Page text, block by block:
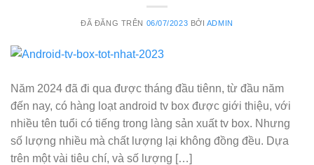
ĐÃ ĐĂNG TRÊN 06/07/2023 BỞI ADMIN
Năm 2024 đã đi qua được tháng đầu tiênn, từ đầu năm
đến nay, có hàng loạt android tv box được giới thiệu, với
nhiều tên tuổi có tiếng trong làng sản xuất tv box. Nhưng
số lượng nhiều mà chất lượng lại không đồng đều. Dựa
trên một vài tiêu chí, và số lượng […]